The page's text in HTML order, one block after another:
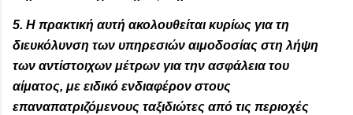
5. Η πρακτική αυτή ακολουθείται κυρίως για τη
διευκόλυνση των υπηρεσιών αιμοδοσίας στη λήψη
των αντίστοιχων μέτρων για την ασφάλεια του
αίματος, με ειδικό ενδιαφέρον στους
επαναπατριζόμενους ταξιδιώτες από τις περιοχές